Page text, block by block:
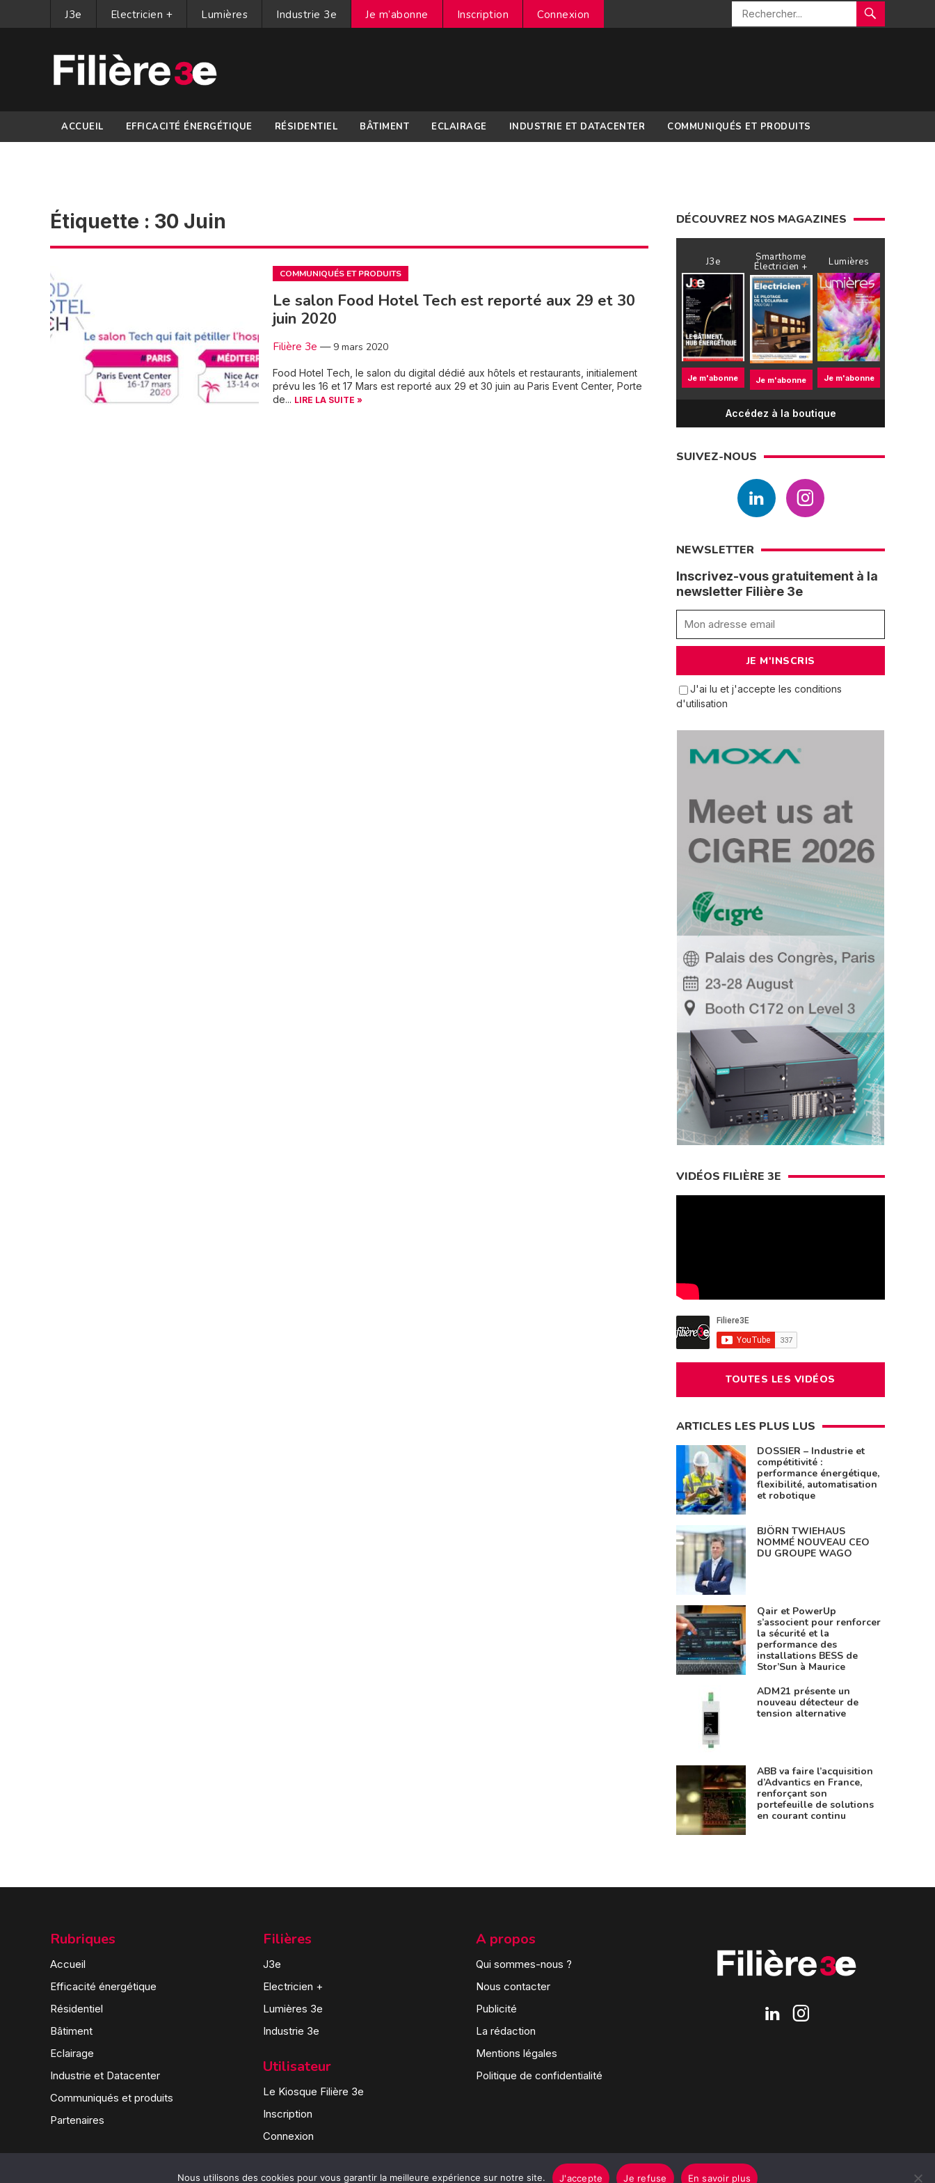
J3e Electricien + Lumières Industrie 3e Je m’abonne Inscription Connexion
ACCUEIL EFFICACITÉ ÉNERGÉTIQUE RÉSIDENTIEL BÂTIMENT ECLAIRAGE INDUSTRIE ET DATACENTER COMMUNIQUÉS ET PRODUITS
Étiquette : 30 Juin
COMMUNIQUÉS ET PRODUITS
Le salon Food Hotel Tech est reporté aux 29 et 30
juin 2020
Filière 3e — 9 mars 2020
Food Hotel Tech, le salon du digital dédié aux hôtels et restaurants, initialement
prévu les 16 et 17 Mars est reporté aux 29 et 30 juin au Paris Event Center, Porte
de... LIRE LA SUITE »
DÉCOUVREZ NOS MAGAZINES
J3e
Je m'abonne
Smarthome
Électricien +
Je m'abonne
Lumières
Je m'abonne
Accédez à la boutique
SUIVEZ-NOUS
NEWSLETTER
Inscrivez-vous gratuitement à la
newsletter Filière 3e
J'ai lu et j'accepte les conditions
d'utilisation
VIDÉOS FILIÈRE 3E
TOUTES LES VIDÉOS
ARTICLES LES PLUS LUS
DOSSIER – Industrie et
compétitivité :
performance énergétique,
flexibilité, automatisation
et robotique
BJÖRN TWIEHAUS
NOMMÉ NOUVEAU CEO
DU GROUPE WAGO
Qair et PowerUp
s’associent pour renforcer
la sécurité et la
performance des
installations BESS de
Stor’Sun à Maurice
ADM21 présente un
nouveau détecteur de
tension alternative
ABB va faire l’acquisition
d’Advantics en France,
renforçant son
portefeuille de solutions
en courant continu
Rubriques
Accueil
Efficacité énergétique
Résidentiel
Bâtiment
Eclairage
Industrie et Datacenter
Communiqués et produits
Partenaires
Filières
J3e
Electricien +
Lumières 3e
Industrie 3e
Utilisateur
Le Kiosque Filière 3e
Inscription
Connexion
A propos
Qui sommes-nous ?
Nous contacter
Publicité
La rédaction
Mentions légales
Politique de confidentialité
Nous utilisons des cookies pour vous garantir la meilleure expérience sur notre site. J'accepte Je refuse En savoir plus